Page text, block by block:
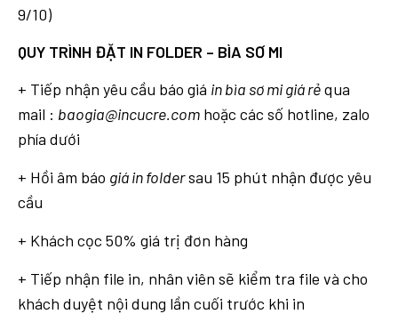
9/10)
QUY TRÌNH ĐẶT IN FOLDER – BÌA SƠ MI
+ Tiếp nhận yêu cầu báo giá in bìa sơ mi giá rẻqua
mail : baogia@incucre.com hoặc các số hotline, zalo
phía dưới
+ Hồi âm báo giá in foldersau 15 phút nhận được yêu
cầu
+ Khách cọc 50% giá trị đơn hàng
+ Tiếp nhận file in, nhân viên sẽ kiểm tra file và cho
khách duyệt nội dung lần cuối trước khi in